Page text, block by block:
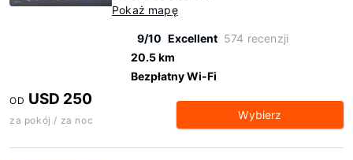
Pokaż mapę
9/10 Excellent 574 recenzji
20.5 km
Bezpłatny Wi-Fi
OD USD 250
za pokój / za noc Wybierz